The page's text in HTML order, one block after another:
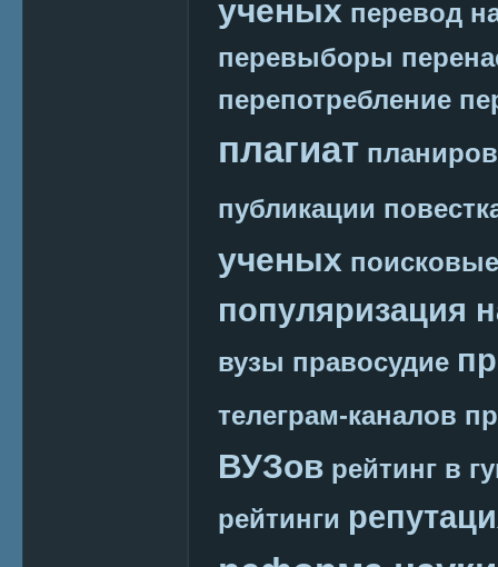
ученых перевод
перевыборы
перепотребление
плагиат
публикации
ученых
популяризация
вузы правосудие
телеграм-каналов
ВУЗов рейтинг в
рейтинги